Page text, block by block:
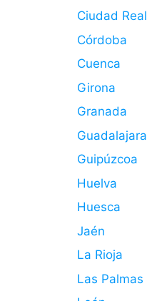
Ciudad Real
Córdoba
Cuenca
Girona
Granada
Guadalajara
Guipúzcoa
Huelva
Huesca
Jaén
La Rioja
Las Palmas